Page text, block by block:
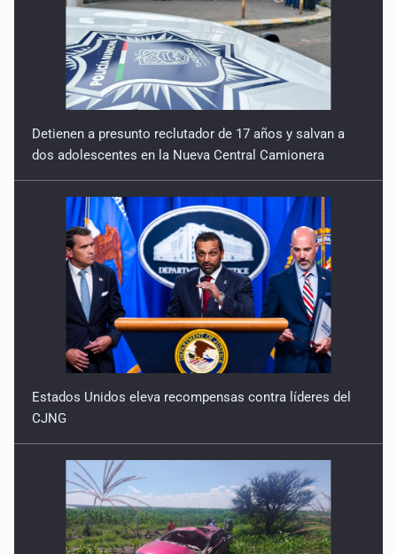
Detienen a presunto reclutador de 17 años y salvan a
dos adolescentes en la Nueva Central Camionera
Estados Unidos eleva recompensas contra líderes del
CJNG